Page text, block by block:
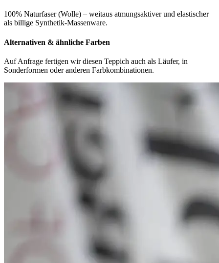
100% Naturfaser (Wolle) – weitaus atmungsaktiver und elastischer
als billige Synthetik-Massenware.
Alternativen & ähnliche Farben
Auf Anfrage fertigen wir diesen Teppich auch als Läufer, in
Sonderformen oder anderen Farbkombinationen.